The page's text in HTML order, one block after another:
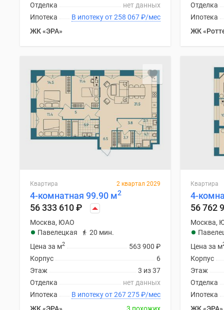
нет данных
Отделка
В ипотеку от 258 067₽/мес
Ипотека
ЖК «ЭРА»
Отделка
Ипотека
ЖК
Квартира 2 квартал 2029
4-комнатная 99.90 м2
56 333 610₽
Москва, ЮАО
Павелецкая
20 мин.
563 900 ₽
Цена за м2
6
Корпус
3 из 37
Этаж
нет данных
Отделка
В ипотеку от 267 275₽/мес
Ипотека
ЖК «ЭРА»
3 похожих
Квартира
4-
56 762
Москва,
Цена за м
Корпус
Этаж
Отделка
Ипотека
ЖК «ЭРА»